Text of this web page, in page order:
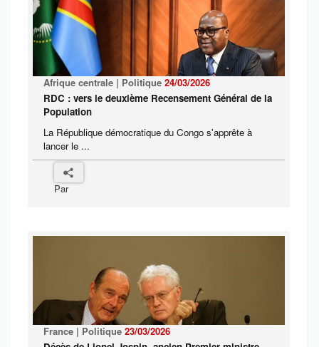
Afrique centrale | Politique 24/03/2026
RDC : vers le deuxième Recensement Général de la
Population
La République démocratique du Congo s'apprête à
lancer le ...
Par
France | Politique 23/03/2026